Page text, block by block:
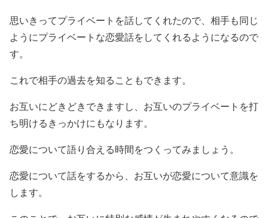
思いきってプライベートを話してくれたので、相手も同じ
ようにプライベートな恋愛話をしてくれるようになるので
す。
これで相手の過去を知ることもできます。
お互いにどきどきできますし、お互いのプライベートを打
ち明けるきっかけにもなります。
恋愛について語り合える時間をつくってみましょう。
恋愛について話をするから、お互いが恋愛について意識を
します。